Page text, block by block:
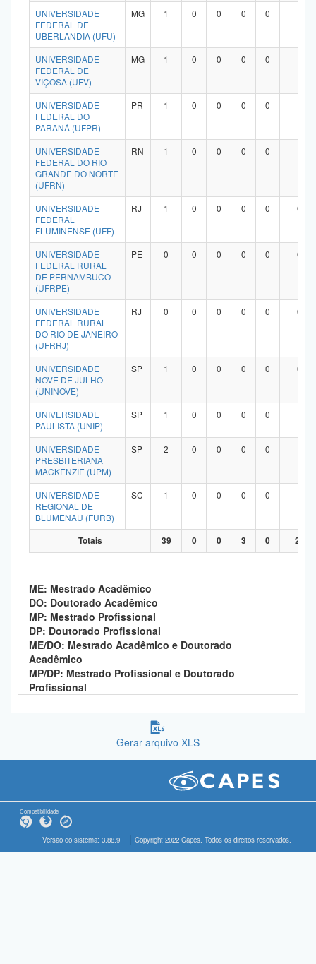
UNIVERSIDADE
FEDERAL DE
UBERLÂNDIA (UFU)
MG 1 0 0 0 0
UNIVERSIDADE
FEDERAL DE
VIÇOSA (UFV)
MG 1 0 0 0 0
UNIVERSIDADE
FEDERAL DO
PARANÁ (UFPR)
PR 1 0 0 0 0
UNIVERSIDADE
FEDERAL DO RIO
GRANDE DO NORTE
(UFRN)
RN 1 0 0 0 0
UNIVERSIDADE
FEDERAL
FLUMINENSE (UFF)
RJ 1 0 0 0 0 0
UNIVERSIDADE
FEDERAL RURAL
DE PERNAMBUCO
(UFRPE)
PE 0 0 0 0 0 0
UNIVERSIDADE
FEDERAL RURAL
DO RIO DE JANEIRO
(UFRRJ)
RJ 0 0 0 0 0 0
UNIVERSIDADE
NOVE DE JULHO
(UNINOVE)
SP 1 0 0 0 0 0
UNIVERSIDADE
PAULISTA (UNIP)
SP 1 0 0 0 0
UNIVERSIDADE
PRESBITERIANA
MACKENZIE (UPM)
SP 2 0 0 0 0
UNIVERSIDADE
REGIONAL DE
BLUMENAU (FURB)
SC 1 0 0 0 0
Totais 39 0 0 3 0 27
ME: Mestrado Acadêmico
DO: Doutorado Acadêmico
MP: Mestrado Profissional
DP: Doutorado Profissional
ME/DO: Mestrado Acadêmico e Doutorado
Acadêmico
MP/DP: Mestrado Profissional e Doutorado
Profissional
Gerar arquivo XLS
Compatibilidade
Versão do sistema: 3.88.9 Copyright 2022 Capes. Todos os direitos reservados.